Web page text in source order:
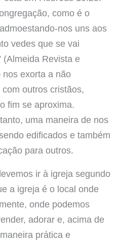
como é o
nos uns aos
vedes que se vai
(Almeida Revista e
exorta a não
outros cristãos,
fim se aproxima.
uma maneira de nos
edificados e também
para outros.
ir à igreja segundo
a igreja é o local onde
onde podemos
adorar e, acima de
prática e